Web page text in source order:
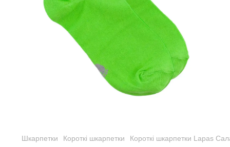
Шкарпетки Короткі шкарпетки Короткі шкарпетки Lapas